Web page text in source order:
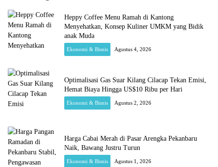
Heppy Coffee Menu Ramah di Kantong
Menyehatkan, Konsep Kuliner UMKM yang Bidik
anak Muda
Ekonomi & Bisnis Agustus 4, 2026
Optimalisasi Gas Suar Kilang Cilacap Tekan Emisi,
Hemat Biaya Hingga US$10 Ribu per Hari
Ekonomi & Bisnis Agustus 2, 2026
Harga Cabai Merah di Pasar Arengka Pekanbaru
Naik, Bawang Justru Turun
Ekonomi & Bisnis Agustus 1, 2026